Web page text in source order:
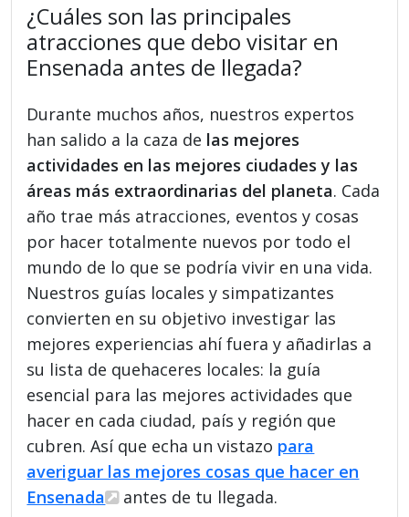
¿Cuáles son las principales
atracciones que debo visitar en
Ensenada antes de llegada?
Durante muchos años, nuestros expertos
han salido a la caza de las mejores
actividades en las mejores ciudades y las
áreas más extraordinarias del planeta. Cada
año trae más atracciones, eventos y cosas
por hacer totalmente nuevos por todo el
mundo de lo que se podría vivir en una vida.
Nuestros guías locales y simpatizantes
convierten en su objetivo investigar las
mejores experiencias ahí fuera y añadirlas a
su lista de quehaceres locales: la guía
esencial para las mejores actividades que
hacer en cada ciudad, país y región que
cubren. Así que echa un vistazo para
averiguar las mejores cosas que hacer en
Ensenada
antes de tu llegada.